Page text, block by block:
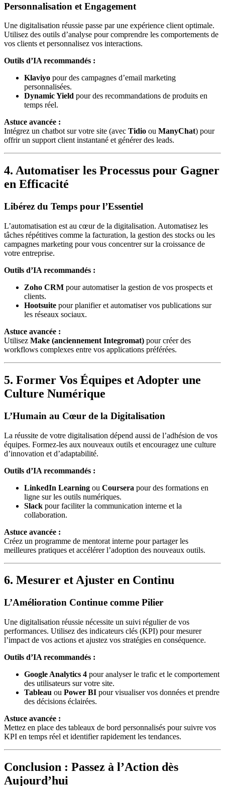
Personnalisation et Engagement
Une digitalisation réussie passe par une expérience client optimale.
Utilisez des outils d’analyse pour comprendre les comportements de
vos clients et personnalisez vos interactions.
Outils d’IA recommandés :
Klaviyo pour des campagnes d’email marketing
personnalisées.
Dynamic Yield pour des recommandations de produits en
temps réel.
Astuce avancée :
Intégrez un chatbot sur votre site (avec Tidio ou ManyChat) pour
offrir un support client instantané et générer des leads.
4. Automatiser les Processus pour Gagner
en Efficacité
Libérez du Temps pour l’Essentiel
L’automatisation est au cœur de la digitalisation. Automatisez les
tâches répétitives comme la facturation, la gestion des stocks ou les
campagnes marketing pour vous concentrer sur la croissance de
votre entreprise.
Outils d’IA recommandés :
Zoho CRM pour automatiser la gestion de vos prospects et
clients.
Hootsuite pour planifier et automatiser vos publications sur
les réseaux sociaux.
Astuce avancée :
Utilisez Make (anciennement Integromat) pour créer des
workflows complexes entre vos applications préférées.
5. Former Vos Équipes et Adopter une
Culture Numérique
L’Humain au Cœur de la Digitalisation
La réussite de votre digitalisation dépend aussi de l’adhésion de vos
équipes. Formez-les aux nouveaux outils et encouragez une culture
d’innovation et d’adaptabilité.
Outils d’IA recommandés :
LinkedIn Learning ou Coursera pour des formations en
ligne sur les outils numériques.
Slack pour faciliter la communication interne et la
collaboration.
Astuce avancée :
Créez un programme de mentorat interne pour partager les
meilleures pratiques et accélérer l’adoption des nouveaux outils.
6. Mesurer et Ajuster en Continu
L’Amélioration Continue comme Pilier
Une digitalisation réussie nécessite un suivi régulier de vos
performances. Utilisez des indicateurs clés (KPI) pour mesurer
l’impact de vos actions et ajustez vos stratégies en conséquence.
Outils d’IA recommandés :
Google Analytics 4 pour analyser le trafic et le comportement
des utilisateurs sur votre site.
Tableau ou Power BI pour visualiser vos données et prendre
des décisions éclairées.
Astuce avancée :
Mettez en place des tableaux de bord personnalisés pour suivre vos
KPI en temps réel et identifier rapidement les tendances.
Conclusion : Passez à l’Action dès
Aujourd’hui